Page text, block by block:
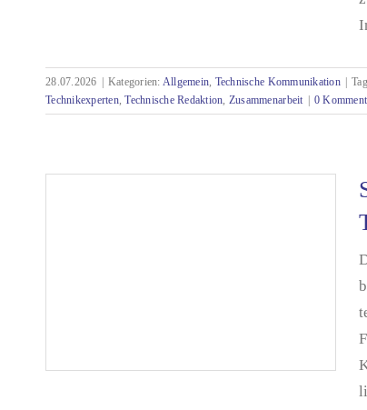
28.07.2026 Kategorien: Allgemein, Technische Kommunikation
Technikexperten,Technische Redaktion, Zusammenarbeit 0